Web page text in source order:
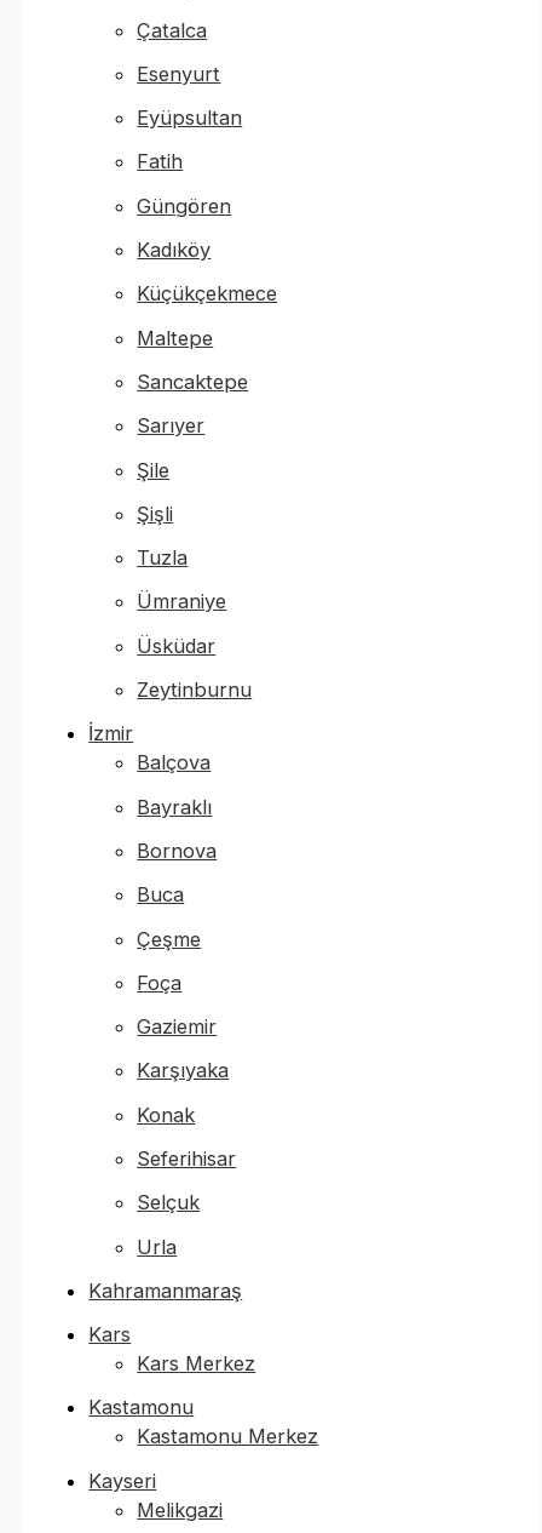
Çatalca
Esenyurt
Eyüpsultan
Fatih
Güngören
Kadıköy
Küçükçekmece
Maltepe
Sancaktepe
Sarıyer
Şile
Şişli
Tuzla
Ümraniye
Üsküdar
Zeytinburnu
İzmir
Balçova
Bayraklı
Bornova
Buca
Çeşme
Foça
Gaziemir
Karşıyaka
Konak
Seferihisar
Selçuk
Urla
Kahramanmaraş
Kars
Kars Merkez
Kastamonu
Kastamonu Merkez
Kayseri
Melikgazi